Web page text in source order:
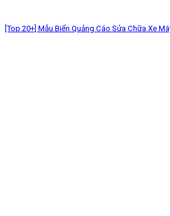
[Top 20+] Mẫu Biển Quảng Cáo Sửa Chữa Xe